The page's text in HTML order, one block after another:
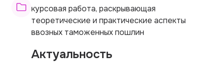
курсовая работа, раскрывающая
теоретические и практические аспекты
ввозных таможенных пошлин
Актуальность